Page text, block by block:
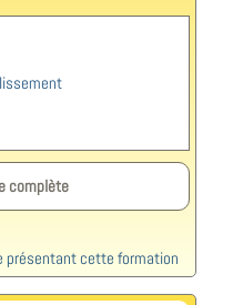
complète
présentant cette formation